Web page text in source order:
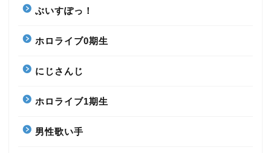
ぶいすぽっ！
ホロライブ0期生
にじさんじ
ホロライブ1期生
男性歌い手